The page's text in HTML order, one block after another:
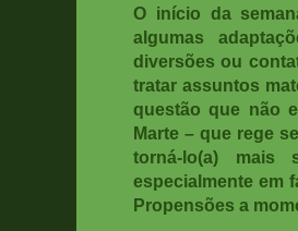
O início da
algumas
diversões ou
tratar assuntos
questão que não
Marte – que rege
torná-lo(a) mais
especialmente em
Propensões a